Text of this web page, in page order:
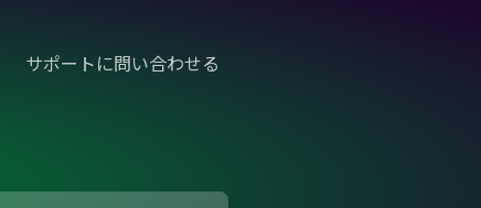
サポートに問い合わせる